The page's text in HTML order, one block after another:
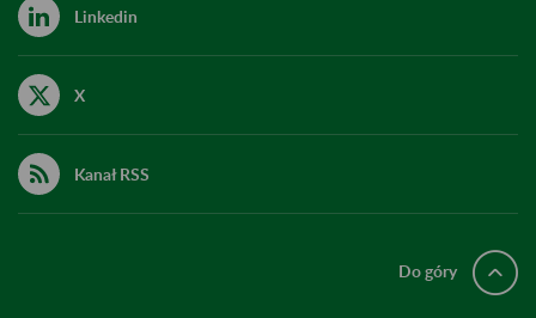
Linkedin
X
Kanał RSS
Do góry